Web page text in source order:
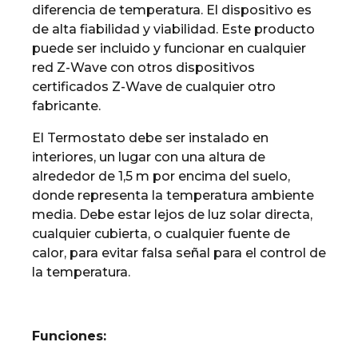
diferencia de temperatura. El dispositivo es
de alta fiabilidad y viabilidad. Este producto
puede ser incluido y funcionar en cualquier
red Z-Wave con otros dispositivos
certificados Z-Wave de cualquier otro
fabricante.
El Termostato debe ser instalado en
interiores, un lugar con una altura de
alrededor de 1,5 m por encima del suelo,
donde representa la temperatura ambiente
media. Debe estar lejos de luz solar directa,
cualquier cubierta, o cualquier fuente de
calor, para evitar falsa señal para el control de
la temperatura.
Funciones: